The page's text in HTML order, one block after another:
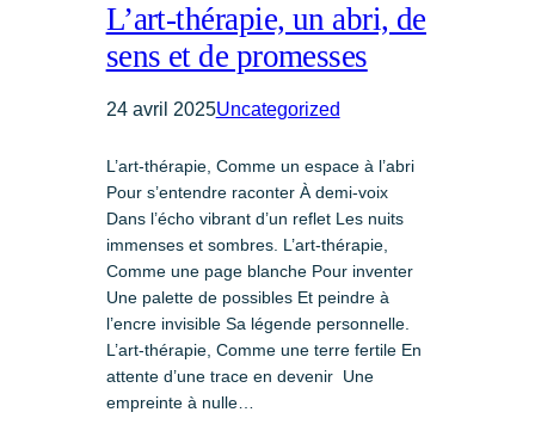
L’art-thérapie, un abri, de
sens et de promesses
24 avril 2025Uncategorized
L’art-thérapie, Comme un espace à l’abri
Pour s’entendre raconter À demi-voix
Dans l’écho vibrant d’un reflet Les nuits
immenses et sombres. L’art-thérapie,
Comme une page blanche Pour inventer
Une palette de possibles Et peindre à
l’encre invisible Sa légende personnelle.
L’art-thérapie, Comme une terre fertile En
attente d’une trace en devenir Une
empreinte à nulle…